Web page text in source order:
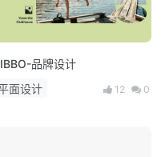
品牌设计
面设计
12 0